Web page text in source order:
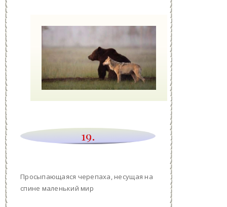
19.
Просыпающаяся черепаха, несущая на
спине маленький мир